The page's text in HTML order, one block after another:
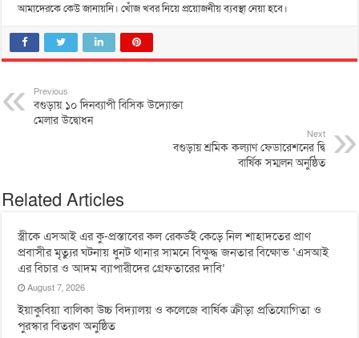
আমাদেরকে কেউ জানায়নি। খোঁজ খবর নিয়ে প্রয়োজনীয় ব্যবস্থা নেয়া হবে।
Previous
বগুড়ায় ১০ দিনব্যাপী বিসিক উদ্যোক্তা
মেলার উদ্বোধন
Next
বগুড়ায় শ্রমিক কল্যাণ ফেডারেশনের দ্বি
বার্ষিক সম্মলন অনুষ্ঠিত
Related Articles
স্ত্রীকে এসআই এর কু-প্রস্তাবের কল রেকর্ডই কেড়ে নিল শাহাদতের প্রাণ
প্রবাসীর মৃত্যুর ঘটনায় ধুনট থানার সামনে বিক্ষুদ্ধ জনতার বিক্ষোভ ‘এসআই
এর বিচার ও আদম ব্যাপারীদের গ্রেফতারের দাবি’
August 7, 2026
ইয়াকুবিয়া বালিকা উচ্চ বিদ্যালয় ও কলেজে বার্ষিক ক্রীড়া প্রতিযোগিতা ও
পুরস্কার বিতরণ অনুষ্ঠিত